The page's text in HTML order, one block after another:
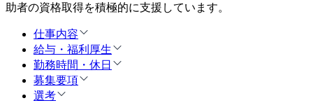
助者の資格取得を積極的に支援しています。
仕事内容
給与・福利厚生
勤務時間・休日
募集要項
選考